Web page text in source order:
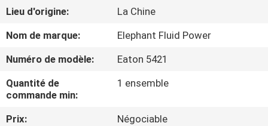
SUJET
DE
NOUS
VISITE
D'USINE
Lieu d'origine:
La Chine
Nom de marque:
Elephant Fluid Power
Numéro de modèle:
Eaton 5421
Quantité de
commande min:
1 ensemble
Prix:
Négociable